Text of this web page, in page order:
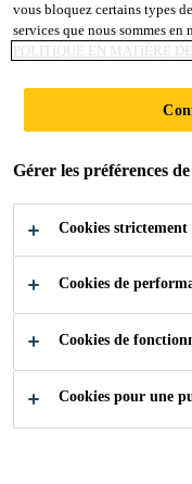
Construction ...
vous bloquez certains types
services que nous sommes
POLITIQUE EN MATIÈRE
Gérer les préférences
Cookies strictement
Cookies de
Cookies de
Cookies pour une